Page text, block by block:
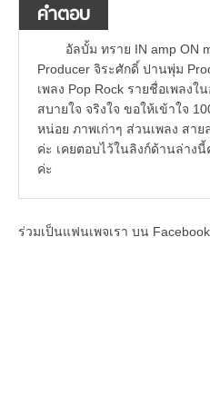
คำตอบ
อัลบั้ม ทราย IN amp ON
Producer จิระศักดิ์ ปานพุ่ม
เพลง Pop Rock รายชื่อเพลงใ
สบายใจ จริงใจ ขอให้เข้าใจ
หน่อย ภาพเก่าๆ ส่วนเพลง สา
ค่ะ เคยตอบไว้ในลิงก์ด้านล่าง
ค่ะ
ร่วมเป็นแฟนเพจเรา บน